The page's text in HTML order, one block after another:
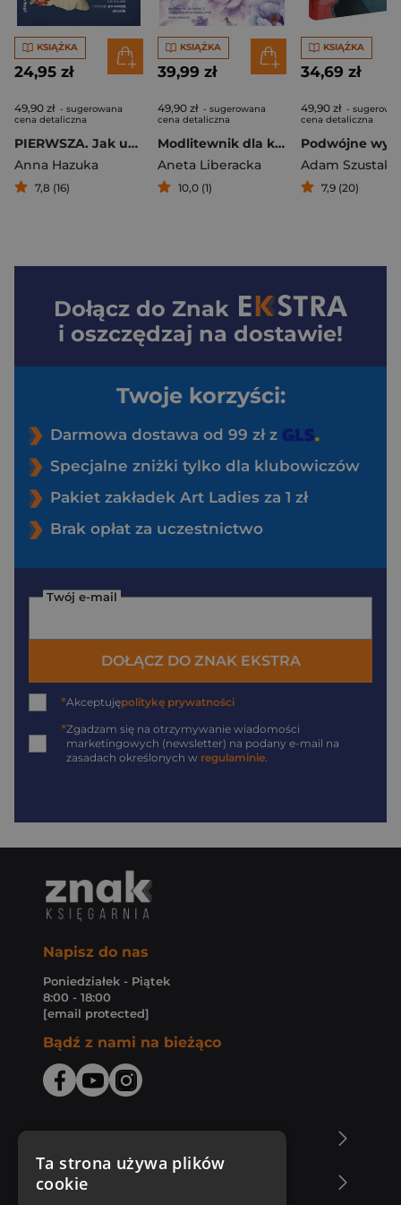
KSIĄŻKA
24,95 zł
49,90 zł - sugerowana
cena detaliczna
PIERWSZA. Jak uwolnić się od masek i stanąć po swojej stronie
Anna Hazuka
7,8 (16)
KSIĄŻKA
39,99 zł
49,90 zł - sugerowana
cena detaliczna
Modlitewnik dla kobiet_2. 52 tygodnie ze św. Teresą z Avili
Aneta Liberacka
10,0 (1)
KSIĄŻKA
34,69 zł
49,90 zł -
cena detaliczna
Adam Szustak
7,9 (20)
Dołącz do Znak
i oszczędzaj na dostawie!
Twoje korzyści:
Darmowa dostawa od 99 zł z
Specjalne zniżki tylko dla klubowiczów
Pakiet zakładek Art Ladies za 1 zł
Brak opłat za uczestnictwo
Twój e-mail
DOŁĄCZ DO ZNAK EKSTRA
*Akceptujępolitykę prywatności
*Zgadzam się na otrzymywanie wiadomości
marketingowych (newsletter) na podany e-mail na
zasadach określonych w regulaminie
Napisz do nas
Poniedziałek - Piątek
8:00 - 18:00
[email protected]
Bądź z nami na bieżąco
Zakupy u nas
Ta strona używa plików
cookie